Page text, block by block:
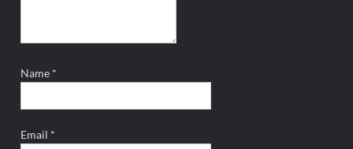
Name *
Email *